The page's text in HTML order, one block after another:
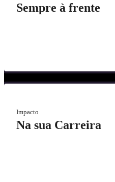
Sempre à frente
Impacto
Na sua Carreira